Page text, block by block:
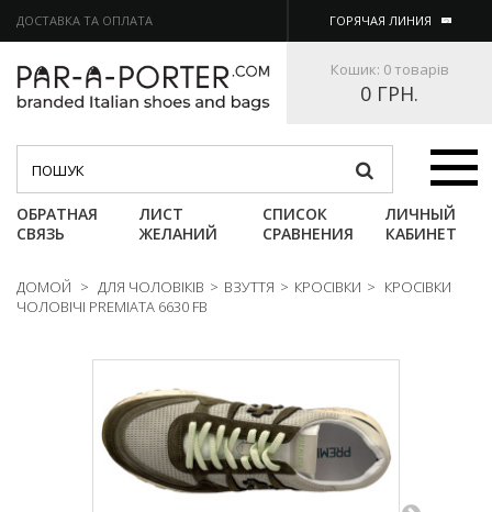
ДОСТАВКА ТА ОПЛАТА ГОРЯЧАЯ ЛИНИЯ
Кошик: 0 товарів
0 ГРН.
Категории
ОБРАТНАЯ
СВЯЗЬ
ЛИСТ
ЖЕЛАНИЙ
СПИСОК
СРАВНЕНИЯ
ЛИЧНЫЙ
КАБИНЕТ
ДОМОЙ > ДЛЯ ЧОЛОВІКІВ > ВЗУТТЯ > КРОСІВКИ > КРОСІВКИ
ЧОЛОВІЧІ PREMIATA 6630 FB